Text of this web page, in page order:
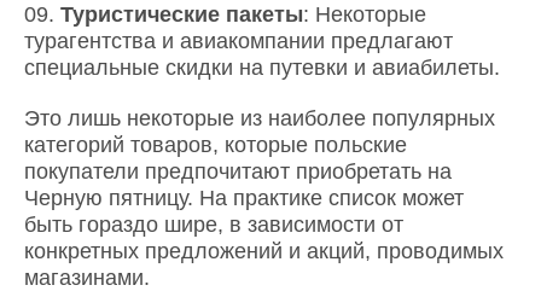
Туристические пакеты: Некоторые
турагентства и авиакомпании предлагают
специальные скидки на путевки и авиабилеты.
Это лишь некоторые из наиболее популярных
категорий товаров, которые польские
покупатели предпочитают приобретать на
Черную пятницу. На практике список может
быть гораздо шире, в зависимости от
конкретных предложений и акций, проводимых
магазинами.